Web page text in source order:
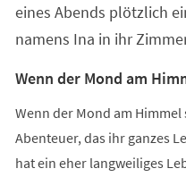
eines Abends plötzlich
namens Ina in ihr
Wenn der Mond am
Wenn der Mond am
Abenteuer, das ihr ganzes
hat ein eher langweiliges